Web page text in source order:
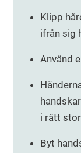
Klipp
ifrån sig
Använd
i rätt
Byt